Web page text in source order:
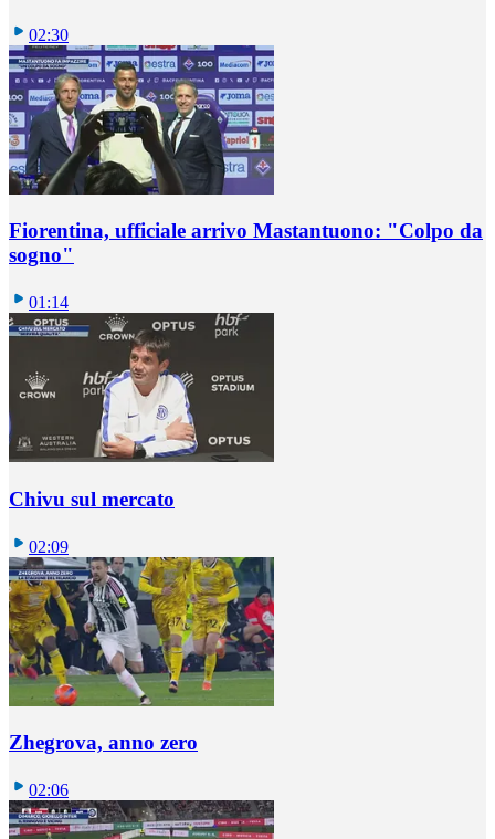
02:30
Fiorentina, ufficiale arrivo Mastantuono: "Colpo da
sogno"
01:14
Chivu sul mercato
02:09
Zhegrova, anno zero
02:06